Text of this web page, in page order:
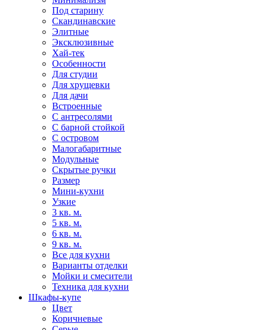
Под старину
Скандинавские
Элитные
Эксклюзивные
Хай-тек
Особенности
Для студии
Для хрущевки
Для дачи
Встроенные
С антресолями
С барной стойкой
С островом
Малогабаритные
Модульные
Скрытые ручки
Размер
Мини-кухни
Узкие
3 кв. м.
5 кв. м.
6 кв. м.
9 кв. м.
Все для кухни
Варианты отделки
Мойки и смесители
Техника для кухни
Шкафы-купе
Цвет
Коричневые